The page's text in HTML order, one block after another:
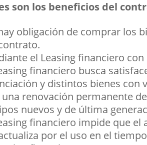
son los beneficios del
obligación de comprar los
el Leasing financiero
financiero busca
y distintos bienes con
una renovación permanente
nuevos y de última
financiero impide que
por el uso en el